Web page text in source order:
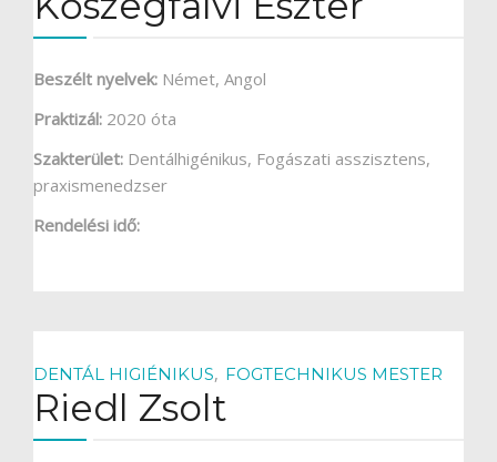
HÍREK
VÉLEMÉNYEK
Beszélt nyelvek: Német, Angol
Praktizál: 2020 óta
Szakterület: Dentálhigénikus, Fogászati asszisztens,
praxismenedzser
Rendelési idő:
DENTÁL HIGIÉNIKUS, FOGTECHNIKUS MESTER
Riedl Zsolt